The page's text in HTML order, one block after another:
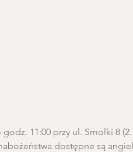
11:00 przy ul. Smolki 8
dostępne są